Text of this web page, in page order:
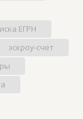
ЕГРН
эскроу-счет